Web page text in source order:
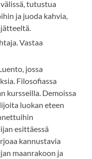
tutustua
ja juoda kahvia,
Vastaa
jossa
Filosofiassa
kursseilla. Demoissa
luokan eteen
esittäessä
kannustavia
maanrakoon ja